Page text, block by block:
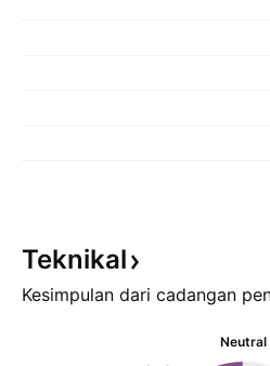
Teknikal
Kesimpulan dari cadangan
Neutral